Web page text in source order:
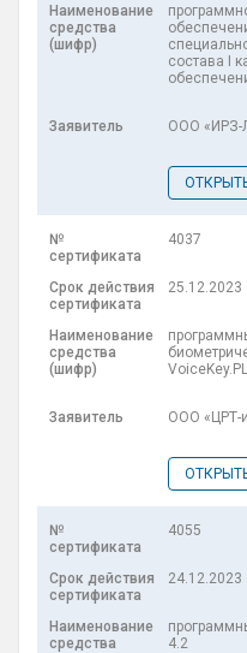
состава I
ООО «ИРЗ-
4037
25.12.2023
ООО «ЦРТ-
4055
24.12.2023
4.2